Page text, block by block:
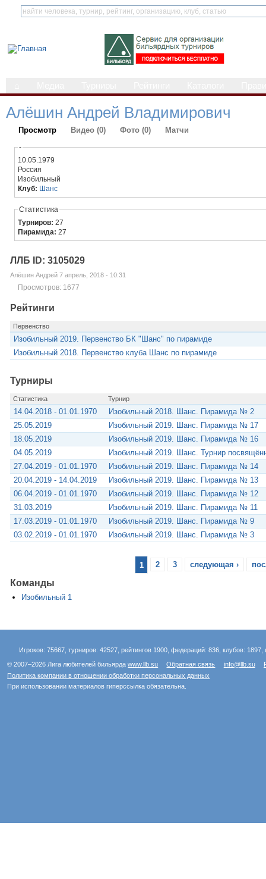
Алёшин Андрей Владимирович
Просмотр Видео (0) Фото (0) Матчи
-
10.05.1979
Россия
Изобильный
Клуб: Шанс
Статистика
Турниров:27
Пирамида:27
ЛЛБ ID: 3105029
Алёшин Андрей 7 апрель, 2018 - 10:31
Просмотров: 1677
Рейтинги
Первенство
Изобильный 2019. Первенство БК "Шанс" по пирамиде
Изобильный 2018. Первенство клуба Шанс по пирамиде
Турниры
Статистика Турнир
14.04.2018 - 01.01.1970
Изобильный 2018. Шанс. Пирамида № 2
25.05.2019
Изобильный 2019. Шанс. Пирамида № 17
18.05.2019
Изобильный 2019. Шанс. Пирамида № 16
04.05.2019
Изобильный 2019. Шанс. Турнир
27.04.2019 - 01.01.1970
Изобильный 2019. Шанс. Пирамида № 14
20.04.2019 - 14.04.2019
Изобильный 2019. Шанс. Пирамида № 13
06.04.2019 - 01.01.1970
Изобильный 2019. Шанс. Пирамида № 12
31.03.2019
Изобильный 2019. Шанс. Пирамида № 11
17.03.2019 - 01.01.1970
Изобильный 2019. Шанс. Пирамида № 9
03.02.2019 - 01.01.1970
Изобильный 2019. Шанс. Пирамида № 3
1 2 3 следующая ›
Команды
Изобильный 1
Игроков: 75667, турниров: 42527, рейтингов 1900, федераций: 836, клубов:
© 2007–2026 Лига любителей бильярдаwww.llb.su Обратная связь info@llb.su
Политика компании в отношении обработки персональных данных
При использовании материалов гиперссылка обязательна.